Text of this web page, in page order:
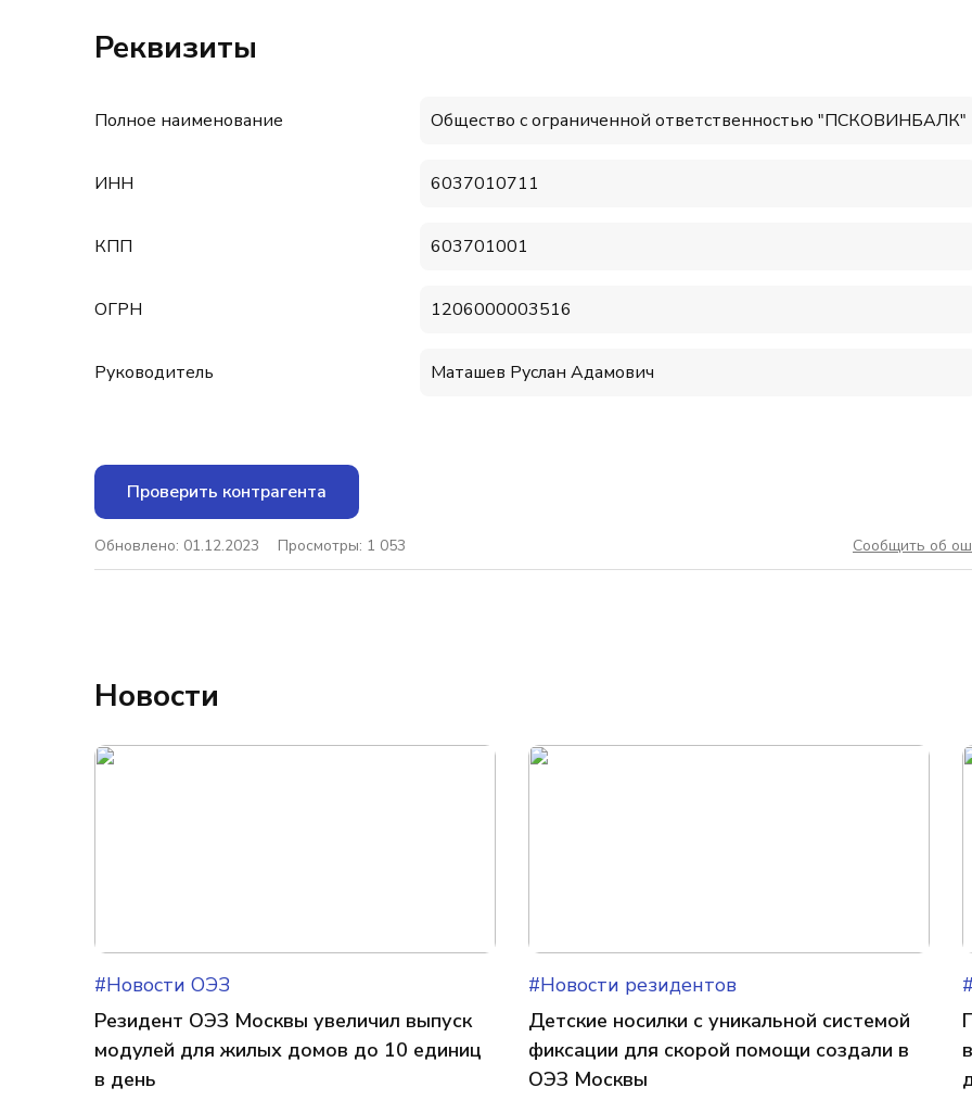
Реквизиты
Полное наименование Общество с ограниченной ответственностью "ПСКОВИНБАЛК"
ИНН 6037010711
КПП 603701001
ОГРН 1206000003516
Руководитель Маташев Руслан Адамович
Проверить контрагента
Обновлено: 01.12.2023 Просмотры: 1 053 Сообщить об
Новости
#Новости ОЭЗ
Резидент ОЭЗ Москвы увеличил выпуск
модулей для жилых домов до 10 единиц
в день
#Новости резидентов
Детские носилки с уникальной системой
фиксации для скорой помощи создали в
ОЭЗ Москвы